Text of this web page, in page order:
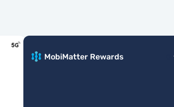
MobiMatter Rewards